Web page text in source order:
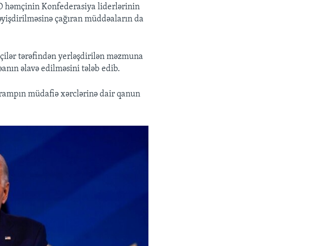
həmçinin Konfederasiya liderlərinin
çağıran müddəaların da
tərəfindən yerləşdirilən məzmuna
əlavə edilməsini tələb edib.
müdafiə xərclərinə dair qanun